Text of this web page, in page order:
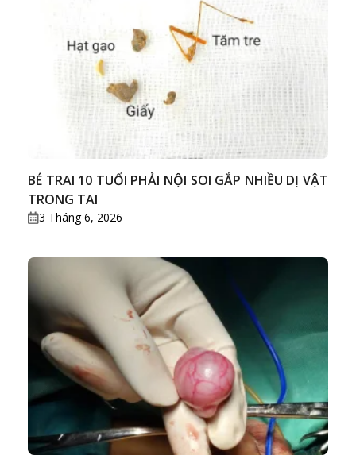
BÉ TRAI 10 TUỔI PHẢI NỘI SOI GẮP NHIỀU DỊ VẬT
TRONG TAI
3 Tháng 6, 2026